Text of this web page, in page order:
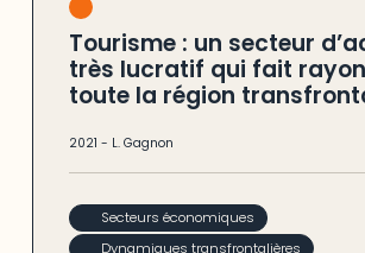
Tourisme : un secteur
très lucratif qui fait
toute la région
2021- L. Gagnon
Secteurs économiques
Dynamiques transfrontalières